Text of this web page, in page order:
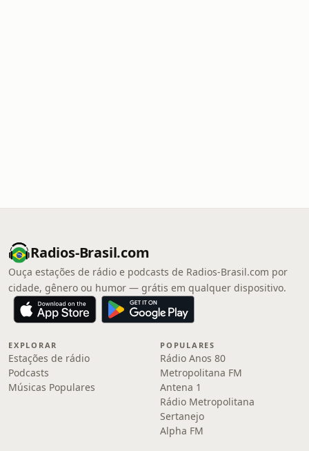
Radios-Brasil.com
Ouça estações de rádio e podcasts de Radios-Brasil.com por
cidade, gênero ou humor — grátis em qualquer dispositivo.
EXPLORAR
Estações de rádio
Podcasts
Músicas Populares
POPULARES
Rádio Anos 80
Metropolitana FM
Antena 1
Rádio Metropolitana
Sertanejo
Alpha FM